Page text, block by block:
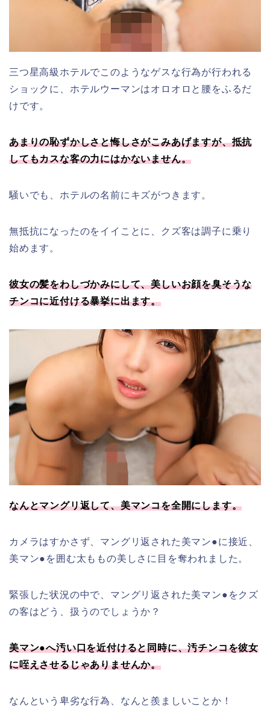
三つ星高級ホテルでこのようなゲスな行為が行われる
ショックに、ホテルウーマンはオロオロと腰をふるだ
けです。
あまりの恥ずかしさと悔しさがこみあげますが、抵抗
してもカスな客の力にはかないません。
騒いでも、ホテルの名前にキズがつきます。
無抵抗になったのをイイことに、クズ客は調子に乗り
始めます。
彼女の髪をわしづかみにして、美しいお顔を臭そうな
チンコに近付ける暴挙に出ます。
なんとマングリ返して、美マンコを全開にします。
カメラはすかさず、マングリ返された美マン●に接近、
美マン●を囲む太ももの美しさに目を奪われました。
緊張した状況の中で、マングリ返された美マン●をクズ
の客はどう、扱うのでしょうか？
美マン●へ汚い口を近付けると同時に、汚チンコを彼女
に咥えさせるじゃありませんか。
なんという卑劣な行為、なんと羨ましいことか！